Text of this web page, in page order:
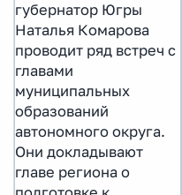
губернатор Югры
Наталья Комарова
проводит ряд встреч с
главами
муниципальных
образований
автономного округа.
Они докладывают
главе региона о